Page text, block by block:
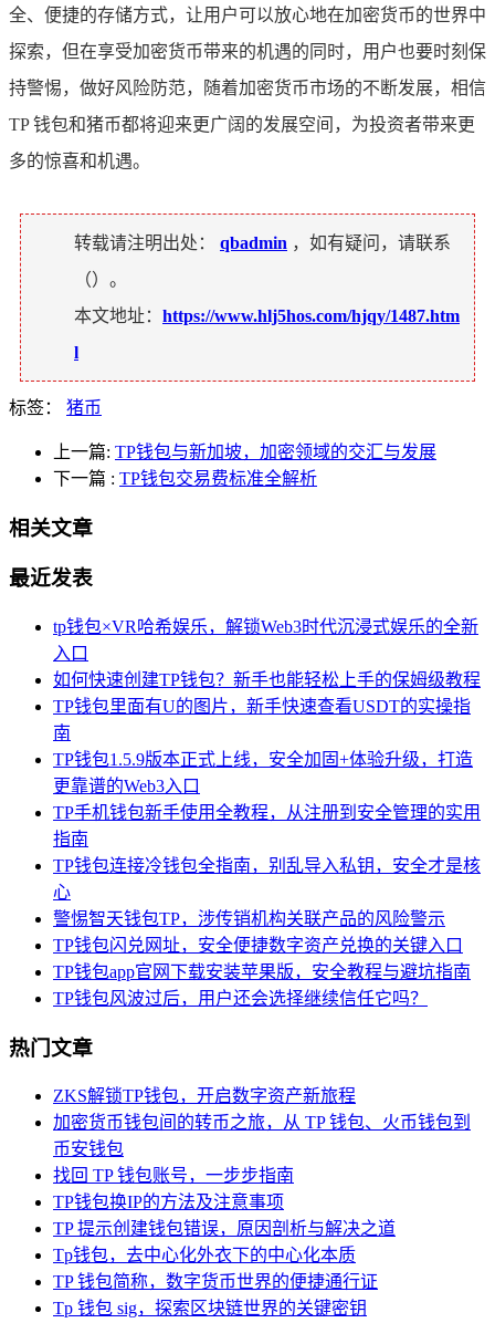
全、便捷的存储方式，让用户可以放心地在加密货币的世界中
探索，但在享受加密货币带来的机遇的同时，用户也要时刻保
持警惕，做好风险防范，随着加密货币市场的不断发展，相信
TP 钱包和猪币都将迎来更广阔的发展空间，为投资者带来更
多的惊喜和机遇。
转载请注明出处： qbadmin ，如有疑问，请联系
（）。
本文地址： https://www.hlj5hos.com/hjqy/1487.htm
l
标签： 猪币
上一篇: TP钱包与新加坡，加密领域的交汇与发展
下一篇 : TP钱包交易费标准全解析
相关文章
最近发表
tp钱包×VR哈希娱乐，解锁Web3时代沉浸式娱乐的全新
入口
如何快速创建TP钱包？新手也能轻松上手的保姆级教程
TP钱包里面有U的图片，新手快速查看USDT的实操指
南
TP钱包1.5.9版本正式上线，安全加固+体验升级，打造
更靠谱的Web3入口
TP手机钱包新手使用全教程，从注册到安全管理的实用
指南
TP钱包连接冷钱包全指南，别乱导入私钥，安全才是核
心
警惕智天钱包TP，涉传销机构关联产品的风险警示
TP钱包闪兑网址，安全便捷数字资产兑换的关键入口
TP钱包app官网下载安装苹果版，安全教程与避坑指南
TP钱包风波过后，用户还会选择继续信任它吗？
热门文章
ZKS解锁TP钱包，开启数字资产新旅程
加密货币钱包间的转币之旅，从 TP 钱包、火币钱包到
币安钱包
找回 TP 钱包账号，一步步指南
TP钱包换IP的方法及注意事项
TP 提示创建钱包错误，原因剖析与解决之道
Tp钱包，去中心化外衣下的中心化本质
TP 钱包简称，数字货币世界的便捷通行证
Tp 钱包 sig，探索区块链世界的关键密钥